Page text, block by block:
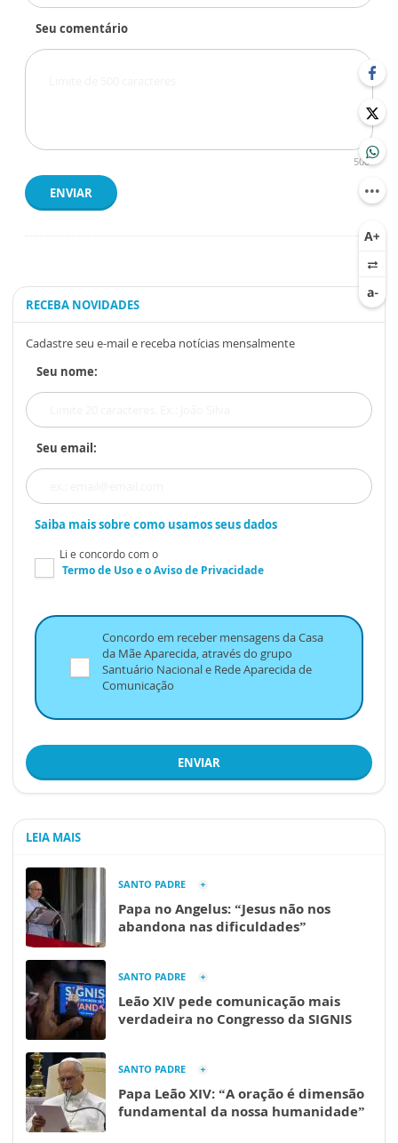
Seu comentário
500
ENVIAR
RECEBA NOVIDADES
Cadastre seu e-mail e receba notícias mensalmente
Seu nome:
Seu email:
Saiba mais sobre como usamos seus dados
Li e concordo com o
Termo de Usoe oAviso de Privacidade
Concordo em receber mensagens da Casa
da Mãe Aparecida, através do grupo
Santuário Nacional e Rede Aparecida de
Comunicação
ENVIAR
LEIA MAIS
SANTO PADRE
Papa no Angelus: “Jesus não nos
abandona nas dificuldades”
SANTO PADRE
Leão XIV pede comunicação mais
verdadeira no Congresso da SIGNIS
SANTO PADRE
Papa Leão XIV: “A oração é dimensão
fundamental da nossa humanidade”